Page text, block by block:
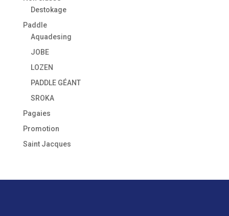
Destokage
Paddle
Aquadesing
JOBE
LOZEN
PADDLE GÉANT
SROKA
Pagaies
Promotion
Saint Jacques